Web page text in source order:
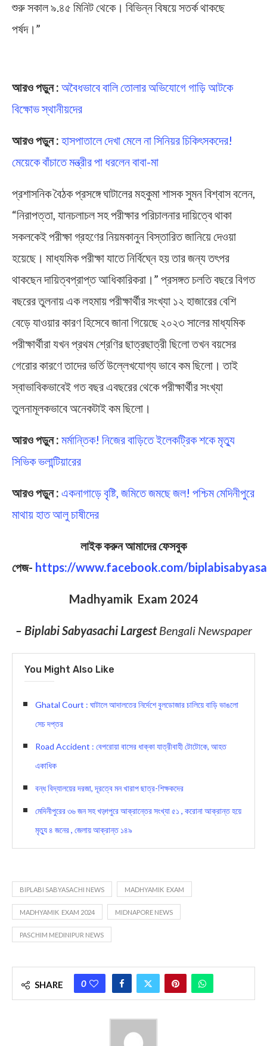
শুরু সকাল ৯.৪৫ মিনিট থেকে। বিভিন্ন বিষয়ে সতর্ক থাকছে
পর্ষদ।”
আরও পড়ুন : অবৈধভাবে বালি তোলার অভিযোগে গাড়ি আটকে
বিক্ষোভ স্থানীয়দের
আরও পড়ুন : হাসপাতালে দেখা মেলে না সিনিয়র চিকিৎসকদের!
মেয়েকে বাঁচাতে মন্ত্রীর পা ধরলেন বাবা-মা
প্রশাসনিক বৈঠক প্রসঙ্গে ঘাটালের মহকুমা শাসক সুমন বিশ্বাস বলেন,
“নিরাপত্তা, যানচলাচল সহ পরীক্ষার পরিচালনার দায়িত্বে থাকা
সকলকেই পরীক্ষা গ্রহণের নিয়মকানুন বিস্তারিত জানিয়ে দেওয়া
হয়েছে। মাধ্যমিক পরীক্ষা যাতে নির্বিঘ্নে হয় তার জন্য তৎপর
থাকছেন দায়িত্বপ্রাপ্ত আধিকারিকরা।” প্রসঙ্গত চলতি বছরে বিগত
বছরের তুলনায় এক লহমায় পরীক্ষার্থীর সংখ্যা ১২ হাজারের বেশি
বেড়ে যাওয়ার কারণ হিসেবে জানা গিয়েছে ২০২৩ সালের মাধ্যমিক
পরীক্ষার্থীরা যখন প্রথম শ্রেণির ছাত্রছাত্রী ছিলো তখন বয়সের
গেরোর কারণে তাদের ভর্তি উল্লেখযোগ্য ভাবে কম ছিলো। তাই
স্বাভাবিকভাবেই গত বছর এবছরের থেকে পরীক্ষার্থীর সংখ্যা
তুলনামূলকভাবে অনেকটাই কম ছিলো।
আরও পড়ুন : মর্মান্তিক! নিজের বাড়িতে ইলেকট্রিক শকে মৃত্যু
সিভিক ভলান্টিয়ারের
আরও পড়ুন : একনাগাড়ে বৃষ্টি, জমিতে জমছে জল! পশ্চিম মেদিনীপুরে
মাথায় হাত আলু চাষীদের
লাইক করুন আমাদের ফেসবুক
পেজ- https://www.facebook.com/
Madhyamik Exam 2024
– Biplabi Sabyasachi LargestBengali Newspaper
You Might Also Like
Ghatal Court : ঘাটালে আদালতের নির্দেশে বুলডোজার চালিয়ে বাড়ি ভাঙলো
সেচ দপ্তর
Road Accident : বেপরোয়া বাসের ধাক্কা যাত্রীবাহী টোটোকে, আহত
একাধিক
বন্ধ বিদ্যালয়ের দরজা, দূরত্বে মন খারাপ ছাত্র-শিক্ষকদের
মেদিনীপুরের ৩৬ জন সহ খড়্গপুরে আক্রান্তের সংখ্যা ৫১ , করোনা আক্রান্ত হয়ে
মৃত্যু ৪ জনের , জেলায় আক্রান্ত ১৪৯
BIPLABI SABYASACHI NEWS MADHYAMIK EXAM
MADHYAMIK EXAM 2024 MIDNAPORE NEWS
PASCHIM MEDINIPUR NEWS
SHARE 0